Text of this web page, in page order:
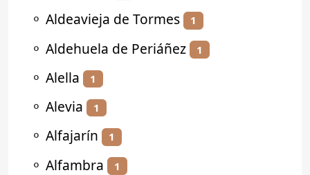
⚬ Aldeavieja de Tormes 1
⚬ Aldehuela de Periáñez 1
⚬ Alella 1
⚬ Alevia 1
⚬ Alfajarín 1
⚬ Alfambra 1